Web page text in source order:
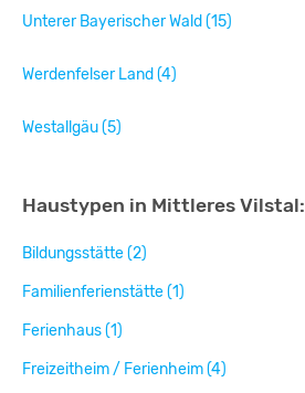
Unterer Bayerischer Wald (15)
Werdenfelser Land (4)
Westallgäu (5)
Haustypen in Mittleres Vilstal:
Bildungsstätte (2)
Familienferienstätte (1)
Ferienhaus (1)
Freizeitheim / Ferienheim (4)